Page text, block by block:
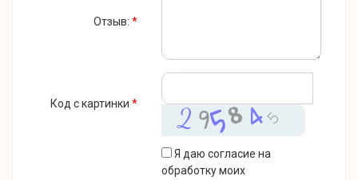
Отзыв: *
Код с картинки *
Я даю согласие на
обработку моих